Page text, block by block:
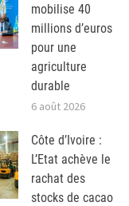
mobilise 40
millions d’euros
pour une
agriculture
durable
6 août 2026
Côte d’Ivoire :
L’Etat achève le
rachat des
stocks de cacao